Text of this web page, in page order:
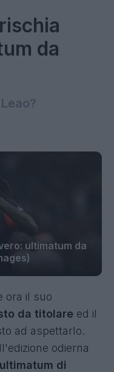
da
ultimatum da
ora il suo
da titolare ed il
ad aspettarlo.
odierna
di